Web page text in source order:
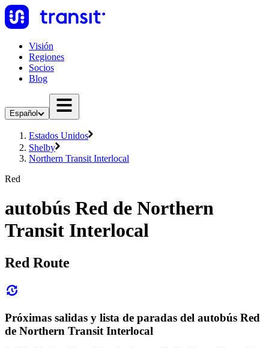
Visión
Regiones
Socios
Blog
Español
Estados Unidos
Shelby
Northern Transit Interlocal
Red
autobús Red de Northern
Transit Interlocal
Red Route
Próximas salidas y lista de paradas del autobús Red
de Northern Transit Interlocal